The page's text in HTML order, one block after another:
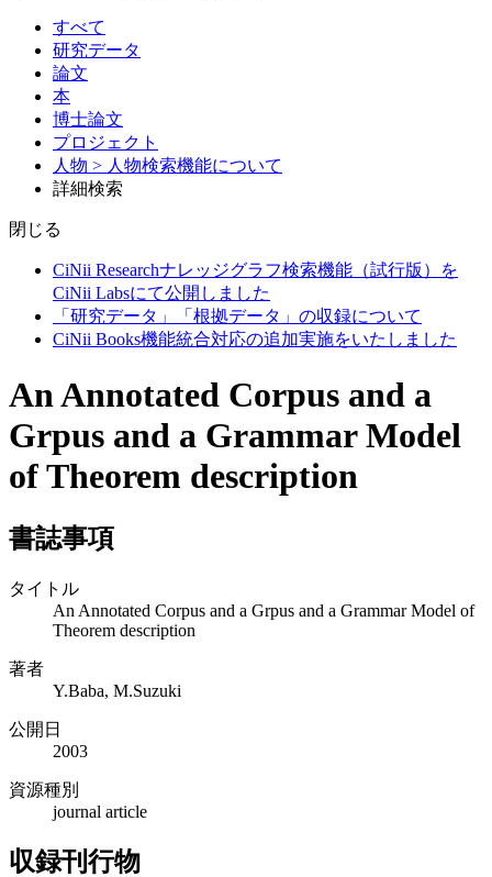
すべて
研究データ
論文
本
博士論文
プロジェクト
人物 > 人物検索機能について
詳細検索
閉じる
CiNii Researchナレッジグラフ検索機能（試行版）を
CiNii Labsにて公開しました
「研究データ」「根拠データ」の収録について
CiNii Books機能統合対応の追加実施をいたしました
An Annotated Corpus and a
Grpus and a Grammar Model
of Theorem description
書誌事項
タイトル
An Annotated Corpus and a Grpus and a Grammar Model of
Theorem description
著者
Y.Baba, M.Suzuki
公開日
2003
資源種別
journal article
収録刊行物